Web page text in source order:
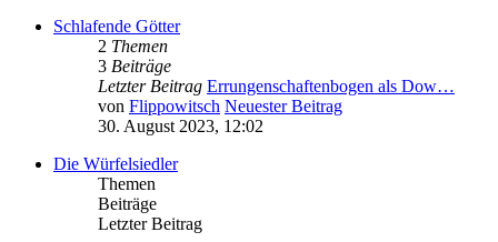
Schlafende Götter
2 Themen
3 Beiträge
Letzter Beitrag Errungenschaftenbogen als Dow…
von Flippowitsch Neuester Beitrag
30. August 2023, 12:02
Die Würfelsiedler
Themen
Beiträge
Letzter Beitrag